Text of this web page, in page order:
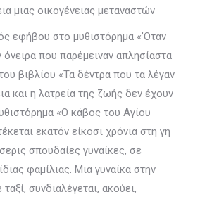
μιας οικογένειας μεταναστών
εφήβου στο μυθιστόρημα «’Οταν
που παρέμειναν απλησίαστα
βιβλίου «Τα δέντρα που τα λέγαν
και η λατρεία της ζωής δεν έχουν
«Ο κάβος του Αγίου
εκατόν είκοσι χρόνια στη γη
σπουδαίες γυναίκες, σε
φαμίλιας. Μια γυναίκα στην
συνδιαλέγεται, ακούει,